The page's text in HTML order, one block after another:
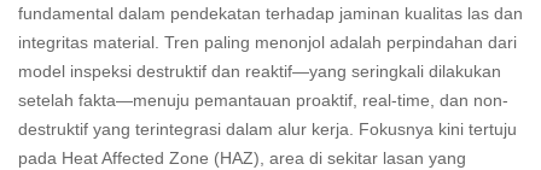
fundamental dalam pendekatan terhadap jaminan kualitas las dan
integritas material. Tren paling menonjol adalah perpindahan dari
model inspeksi destruktif dan reaktif—yang seringkali dilakukan
setelah fakta—menuju pemantauan proaktif, real-time, dan non-
destruktif yang terintegrasi dalam alur kerja. Fokusnya kini tertuju
pada Heat Affected Zone (HAZ), area di sekitar lasan yang